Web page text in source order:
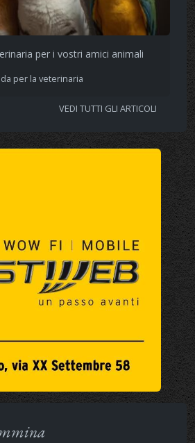
per i vostri amici animali
per la veterinaria
VEDI TUTTI GLI ARTICOLI